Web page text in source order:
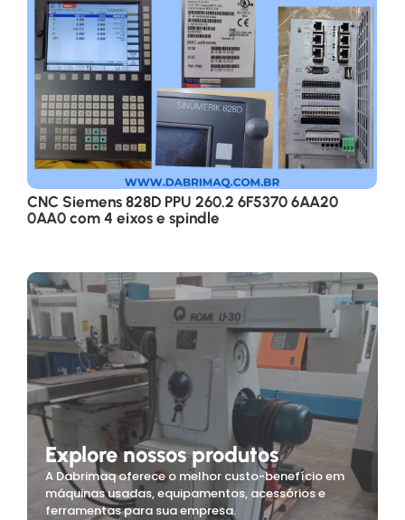
CNC Siemens 828D PPU 260.2 6F5370 6AA20
0AA0 com 4 eixos e spindle
Explore nossos produtos
A Dabrimaq oferece o melhor custo-benefício em
máquinas usadas, equipamentos, acessórios e
ferramentas para sua empresa.